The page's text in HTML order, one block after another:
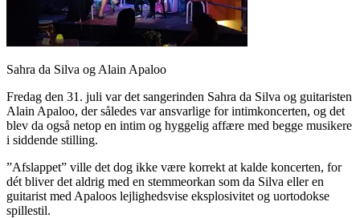
Sahra da Silva og Alain Apaloo
Fredag den 31. juli var det sangerinden Sahra da Silva og guitaristen
Alain Apaloo, der således var ansvarlige for intimkoncerten, og det
blev da også netop en intim og hyggelig affære med begge musikere
i siddende stilling.
”Afslappet” ville det dog ikke være korrekt at kalde koncerten, for
dét bliver det aldrig med en stemmeorkan som da Silva eller en
guitarist med Apaloos lejlighedsvise eksplosivitet og uortodokse
spillestil.